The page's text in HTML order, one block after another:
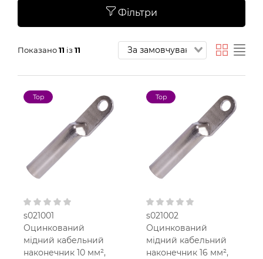
Фільтри
Показано11 із 11
Top
s021001
Оцинкований
мідний кабельний
наконечник 10 мм²,
Top
s021002
Оцинкований
мідний кабельний
наконечник 16 мм²,